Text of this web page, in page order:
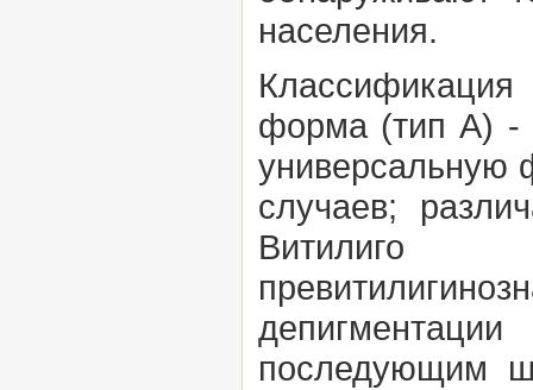
населения.
Классификация
форма (тип А) -
универсальную
случаев;
последующим